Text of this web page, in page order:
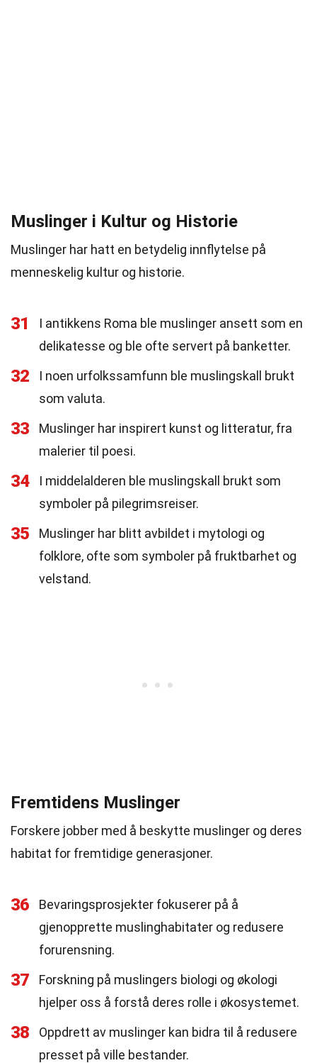
Muslinger i Kultur og Historie
Muslinger har hatt en betydelig innflytelse på
menneskelig kultur og historie.
31
I antikkens Roma ble muslinger ansett som en
delikatesse og ble ofte servert på banketter.
32
I noen urfolkssamfunn ble muslingskall brukt
som valuta.
33
Muslinger har inspirert kunst og litteratur, fra
malerier til poesi.
34
I middelalderen ble muslingskall brukt som
symboler på pilegrimsreiser.
35
Muslinger har blitt avbildet i mytologi og
folklore, ofte som symboler på fruktbarhet og
velstand.
Fremtidens Muslinger
Forskere jobber med å beskytte muslinger og deres
habitat for fremtidige generasjoner.
36
Bevaringsprosjekter fokuserer på å
gjenopprette muslinghabitater og redusere
forurensning.
37
Forskning på muslingers biologi og økologi
hjelper oss å forstå deres rolle i økosystemet.
38
Oppdrett av muslinger kan bidra til å redusere
presset på ville bestander.